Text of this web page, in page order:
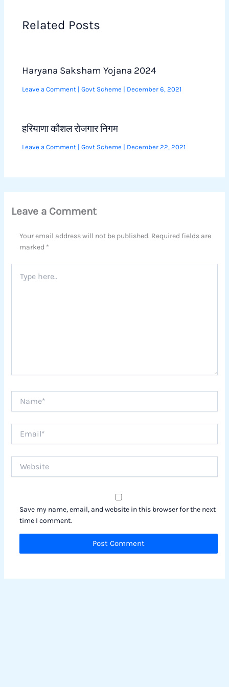
Related Posts
Haryana Saksham Yojana 2024
Leave a Comment | Govt Scheme | December 6, 2021
हरियाणा कौशल रोजगार निगम
Leave a Comment Govt Scheme December 22, 2021
Leave a Comment
Your email address will not be published. Required fields are
marked *
here..
Save my name, email, and website in this browser for the next
time I comment.